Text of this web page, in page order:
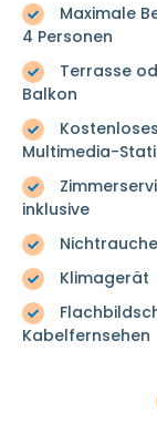
Maximale
4 Personen
Terrasse
Balkon
Multimedia-
inklusive
Klimagerät
Kabelfernsehen